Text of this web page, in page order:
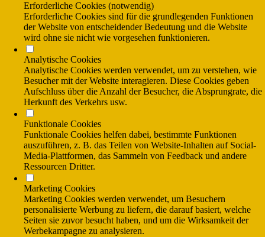
Erforderliche Cookies (notwendig)
Erforderliche Cookies sind für die grundlegenden Funktionen
der Website von entscheidender Bedeutung und die Website
wird ohne sie nicht wie vorgesehen funktionieren.
Analytische Cookies
Analytische Cookies werden verwendet, um zu verstehen, wie
Besucher mit der Website interagieren. Diese Cookies geben
Aufschluss über die Anzahl der Besucher, die Absprungrate, die
Herkunft des Verkehrs usw.
Funktionale Cookies
Funktionale Cookies helfen dabei, bestimmte Funktionen
auszuführen, z. B. das Teilen von Website-Inhalten auf Social-
Media-Plattformen, das Sammeln von Feedback und andere
Ressourcen Dritter.
Marketing Cookies
Marketing Cookies werden verwendet, um Besuchern
personalisierte Werbung zu liefern, die darauf basiert, welche
Seiten sie zuvor besucht haben, und um die Wirksamkeit der
Werbekampagne zu analysieren.
Mobilfunknetx)